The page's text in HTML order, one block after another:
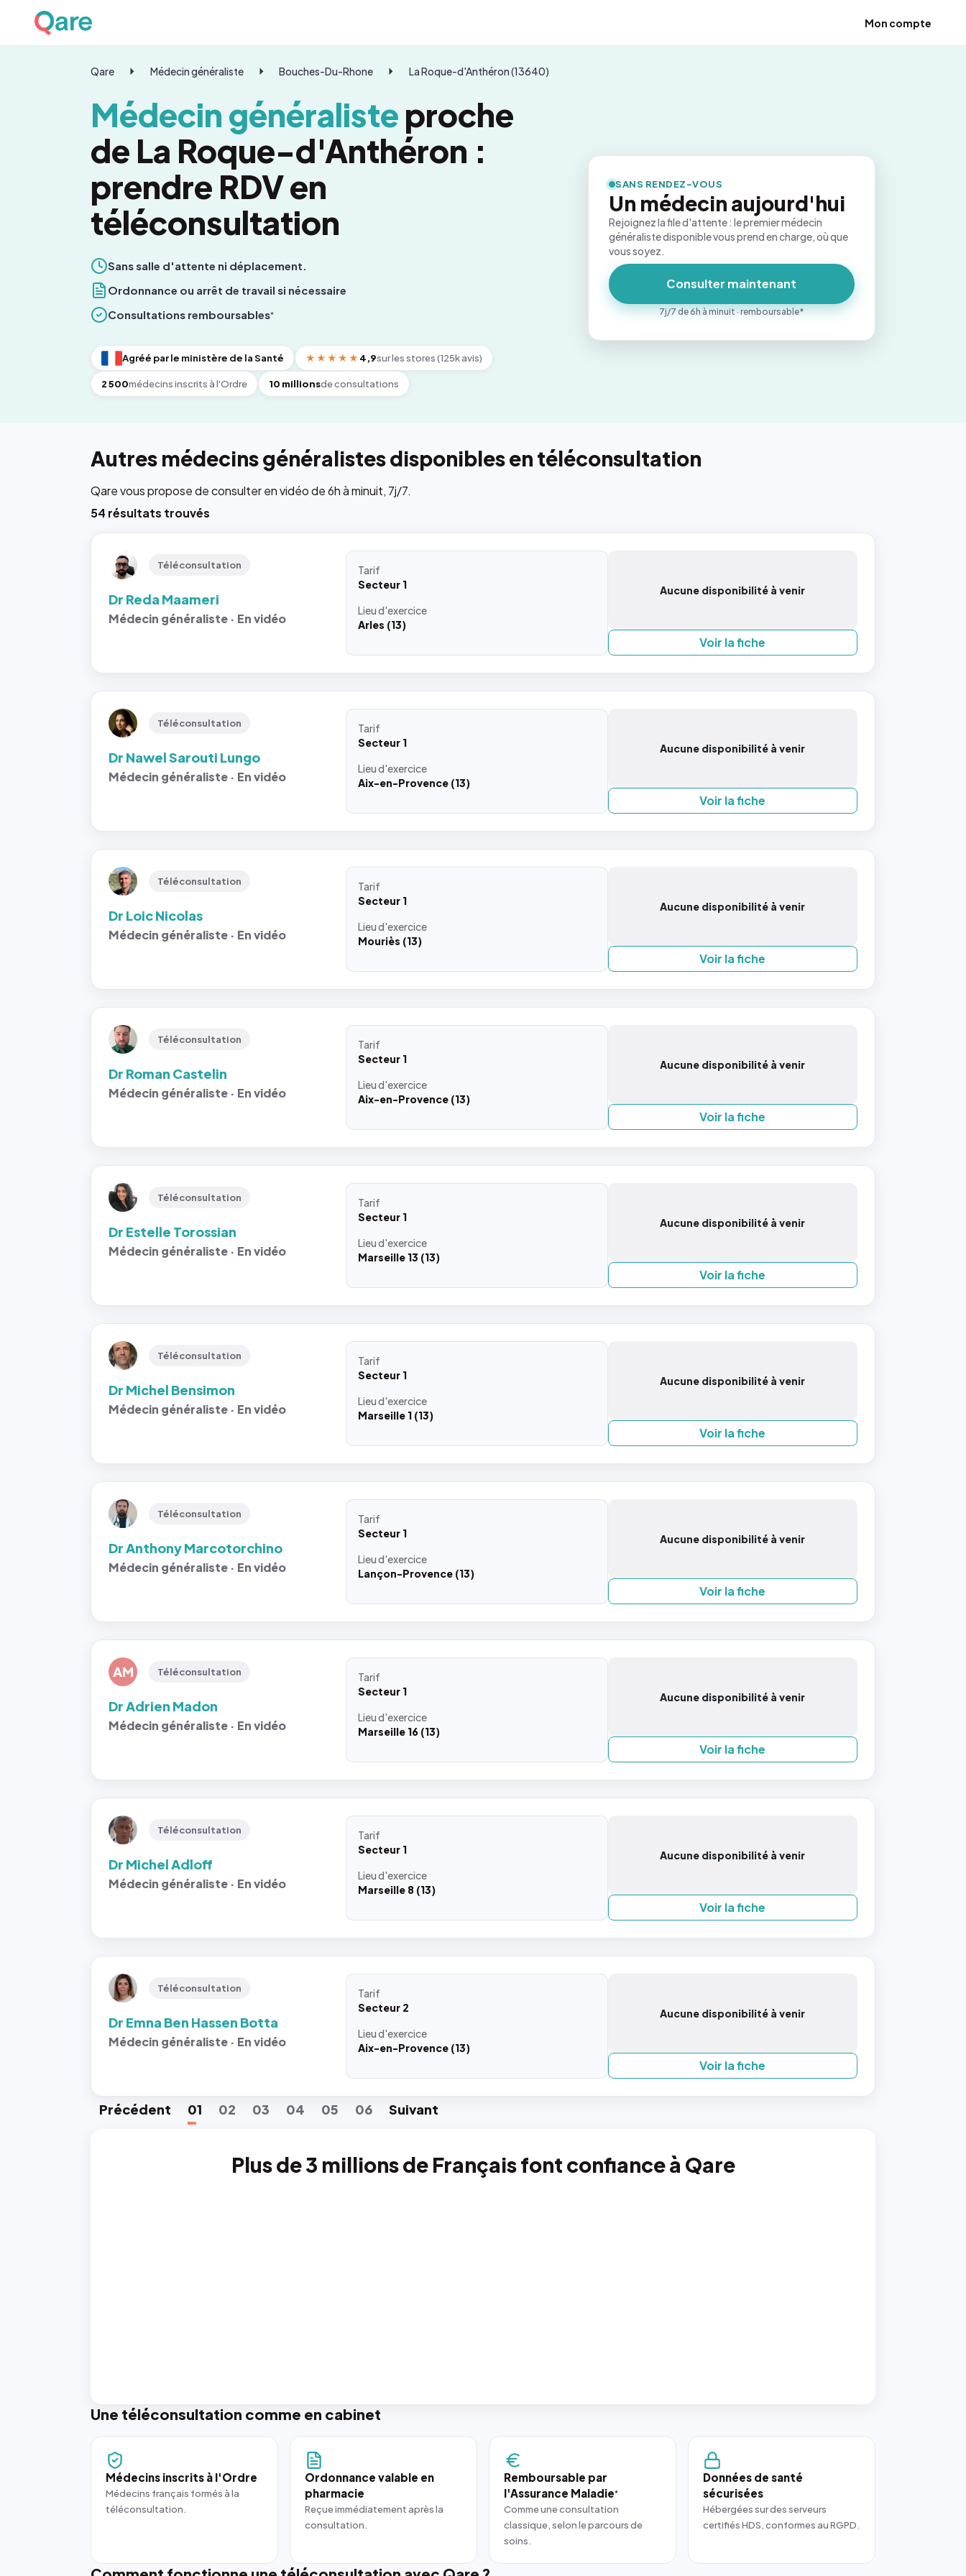
Mon compte
Qare Médecin généraliste Bouches-Du-Rhone La Roque-d'Anthéron (13640)
Médecin généralisteproche
de La Roque-d'Anthéron :
prendre RDV en
téléconsultation
Sans salle d'attente ni déplacement.
Ordonnance ou arrêt de travail si nécessaire
Consultations remboursables*
Agréé par le ministère de la Santé ★★★★★ 4,9sur les stores (125k avis)
2 500médecins inscrits à l'Ordre 10 millionsde consultations
SANS RENDEZ-VOUS
Un médecin aujourd'hui
Rejoignez la file d'attente : le premier médecin
généraliste disponible vous prend en charge, où que
vous soyez.
Consulter maintenant
7j/7 de 6h à minuit · remboursable*
Autres médecins généralistes disponibles en téléconsultation
Qare vous propose de consulter en vidéo de 6h à minuit, 7j/7.
54 résultats trouvés
Téléconsultation
Dr Reda Maameri
Médecin généraliste · En vidéo
Tarif
Secteur 1
Lieud'exercice
Arles (13)
Aucune disponibilité à venir
Voir la fiche
Téléconsultation
Dr Nawel Sarouti Lungo
Médecin généraliste · En vidéo
Tarif
Secteur 1
Lieud'exercice
Aix-en-Provence (13)
Aucune disponibilité à venir
Voir la fiche
Téléconsultation
Dr Loic Nicolas
Médecin généraliste · En vidéo
Tarif
Secteur 1
Lieud'exercice
Mouriès (13)
Aucune disponibilité à venir
Voir la fiche
Téléconsultation
Dr Roman Castelin
Médecin généraliste · En vidéo
Tarif
Secteur 1
Lieud'exercice
Aix-en-Provence (13)
Aucune disponibilité à venir
Voir la fiche
Téléconsultation
Dr Estelle Torossian
Médecin généraliste · En vidéo
Tarif
Secteur 1
Lieud'exercice
Marseille 13 (13)
Aucune disponibilité à venir
Voir la fiche
Téléconsultation
Dr Michel Bensimon
Médecin généraliste · En vidéo
Tarif
Secteur 1
Lieud'exercice
Marseille 1 (13)
Aucune disponibilité à venir
Voir la fiche
Téléconsultation
Dr Anthony Marcotorchino
Médecin généraliste · En vidéo
Tarif
Secteur 1
Lieud'exercice
Lançon-Provence (13)
Aucune disponibilité à venir
Voir la fiche
AM Téléconsultation
Dr Adrien Madon
Médecin généraliste · En vidéo
Tarif
Secteur 1
Lieud'exercice
Marseille 16 (13)
Aucune disponibilité à venir
Voir la fiche
Téléconsultation
Dr Michel Adloff
Médecin généraliste · En vidéo
Tarif
Secteur 1
Lieud'exercice
Marseille 8 (13)
Aucune disponibilité à venir
Voir la fiche
Téléconsultation
Dr Emna Ben Hassen Botta
Médecin généraliste · En vidéo
Tarif
Secteur 2
Lieud'exercice
Aix-en-Provence (13)
Aucune disponibilité à venir
Voir la fiche
Précédent 01 02 03 04 05 06 Suivant
Plus de 3 millions de Français font confiance à Qare
Une téléconsultation comme en cabinet
Médecins inscrits à l'Ordre
Médecins français formés à la
téléconsultation.
Ordonnance valable en
pharmacie
Reçue immédiatement après la
consultation.
Remboursable par
l'Assurance Maladie*
Comme une consultation
classique, selon le parcours de
soins.
Données de santé
sécurisées
Hébergées sur des serveurs
certifiés HDS, conformes au RGPD.